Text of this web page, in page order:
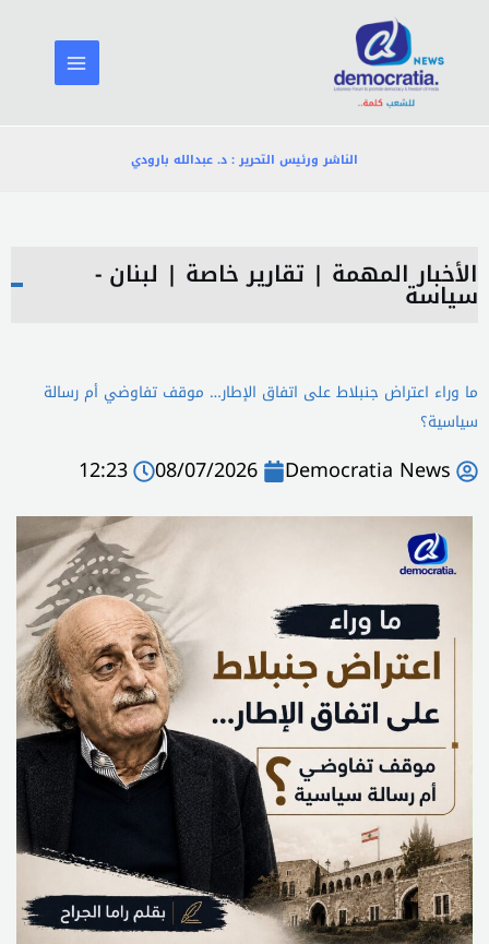
المحتوى
الناشر ورئيس التحرير : د. عبدالله بارودي
الأخبار المهمة | تقارير خاصة | لبنان -
سياسة
ما وراء اعتراض جنبلاط على اتفاق الإطار… موقف تفاوضي أم رسالة
سياسية؟
Democratia News
08/07/2026
12:23